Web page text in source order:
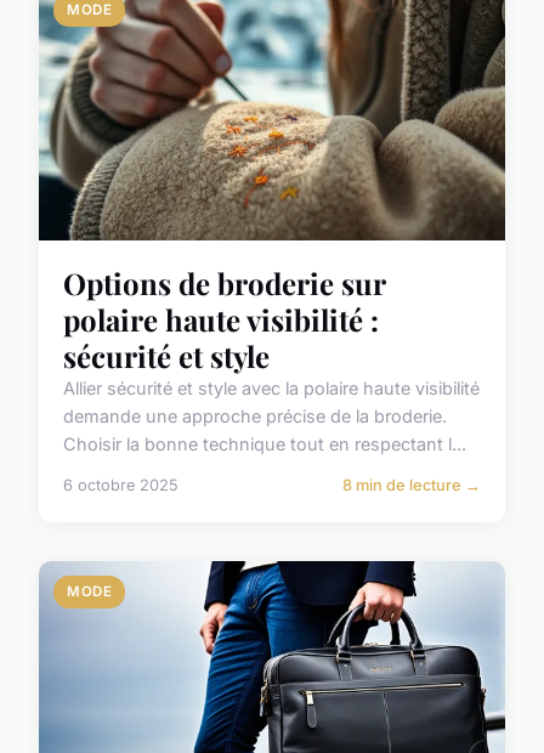
MODE
Options de broderie sur
polaire haute visibilité :
sécurité et style
Allier sécurité et style avec la polaire haute visibilité
demande une approche précise de la broderie.
Choisir la bonne technique tout en respectant l...
6 octobre 2025 8 min de lecture →
MODE